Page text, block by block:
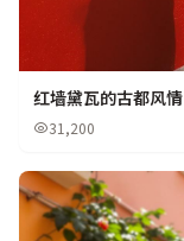
红墙黛瓦的古都风情
31,200